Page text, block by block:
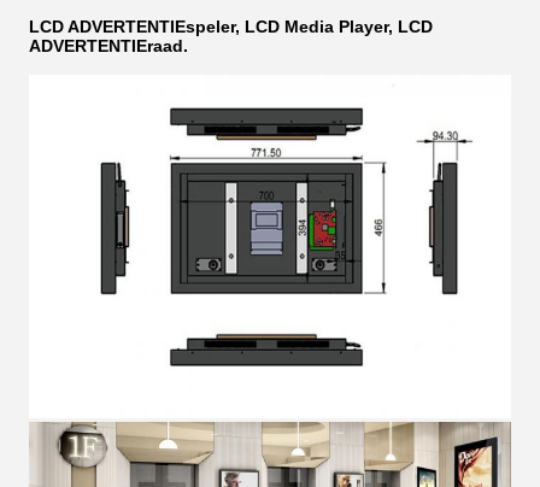
LCD ADVERTENTIEspeler, LCD Media Player, LCD
ADVERTENTIEraad.